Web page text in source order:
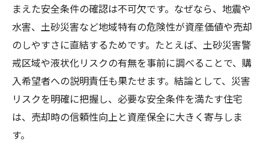
まえた安全条件の確認は不可欠です。なぜなら、地震や
水害、土砂災害など地域特有の危険性が資産価値や売却
のしやすさに直結するためです。たとえば、土砂災害警
戒区域や液状化リスクの有無を事前に調べることで、購
入希望者への説明責任も果たせます。結論として、災害
リスクを明確に把握し、必要な安全条件を満たす住宅
は、売却時の信頼性向上と資産保全に大きく寄与しま
す。